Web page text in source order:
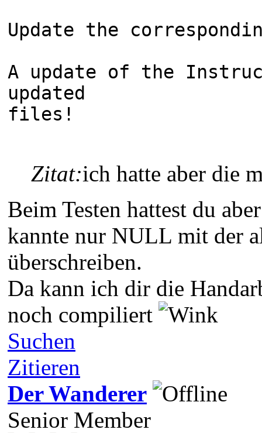
Update the
A update of the
updated
files!
Zitat:ich hatte aber die
Beim Testen hattest du
kannte nur NULL mit der
überschreiben.
Da kann ich dir die
noch compiliert
Suchen
Zitieren
Der Wanderer
Senior Member